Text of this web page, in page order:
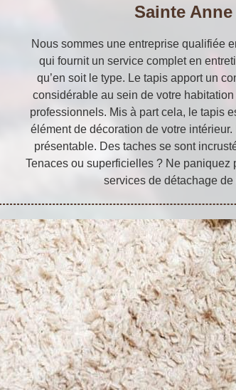
Sainte Anne
Nous sommes une entreprise qualifiée
qui fournit un service complet en
qu’en soit le type. Le tapis apport un
considérable au sein de votre
professionnels. Mis à part cela, le tapis
élément de décoration de votre intérieur.
présentable. Des taches se sont
Tenaces ou superficielles ? Ne paniquez
services de détachage de